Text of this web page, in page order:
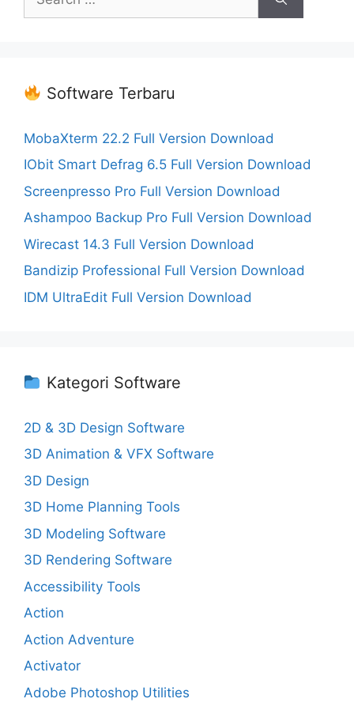
for:
Software Terbaru
MobaXterm 22.2 Full Version Download
IObit Smart Defrag 6.5 Full Version Download
Screenpresso Pro Full Version Download
Ashampoo Backup Pro Full Version Download
Wirecast 14.3 Full Version Download
Bandizip Professional Full Version Download
IDM UltraEdit Full Version Download
Kategori Software
2D & 3D Design Software
3D Animation & VFX Software
3D Design
3D Home Planning Tools
3D Modeling Software
3D Rendering Software
Accessibility Tools
Action
Action Adventure
Activator
Adobe Photoshop Utilities